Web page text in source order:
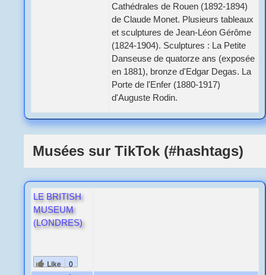
Cathédrales de Rouen (1892-1894)
de Claude Monet. Plusieurs tableaux
et sculptures de Jean-Léon Gérôme
(1824-1904). Sculptures : La Petite
Danseuse de quatorze ans (exposée
en 1881), bronze d'Edgar Degas. La
Porte de l'Enfer (1880-1917)
d'Auguste Rodin.
Musées sur TikTok (#hashtags)
LE BRITISH
MUSEUM
(LONDRES)
Like
0